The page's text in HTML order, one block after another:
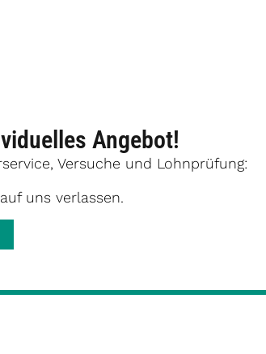
Angebot!
Versuche und Lohnprüfung:
uns verlassen.